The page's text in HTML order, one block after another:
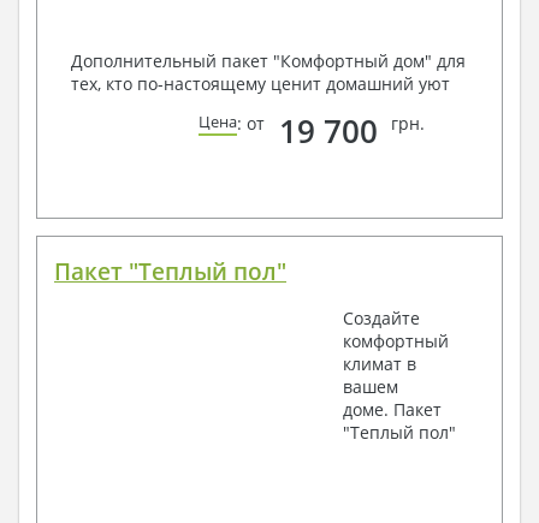
Дополнительный пакет "Комфортный дом" для
тех, кто по-настоящему ценит домашний уют
Цена: от 19 700 грн.
Пакет "Теплый пол"
Создайте
комфортный
климат в
вашем
доме. Пакет
"Теплый пол"